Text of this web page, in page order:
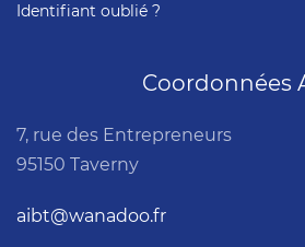
Identifiant oublié ?
Coordonnées
7, rue des Entrepreneurs
95150 Taverny
aibt@wanadoo.fr